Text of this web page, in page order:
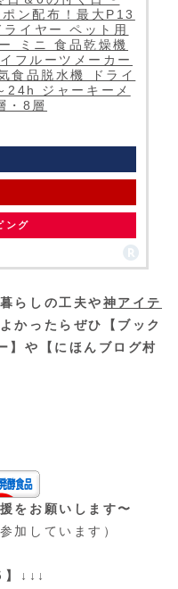
ン配布！最大P13
イヤー ペット用
ミニ 食品乾燥機
フルーツメーカー
食品脱水機 ドライ
ジャーキーメ
・8層
ング
らしの工夫や神アイテ
かったらぜひ【ブック
】や【にほんブログ村
をお願いします〜
加しています）
】↓↓↓